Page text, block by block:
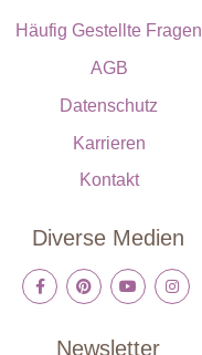
Häufig Gestellte Fragen
AGB
Datenschutz
Karrieren
Kontakt
Diverse Medien
Newsletter